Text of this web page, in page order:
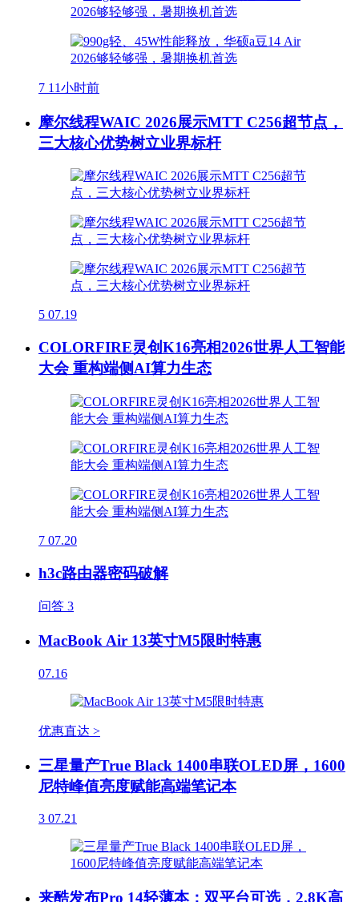
7 11小时前
摩尔线程WAIC 2026展示MTT C256超节点，
三大核心优势树立业界标杆
5 07.19
COLORFIRE灵创K16亮相2026世界人工智能
大会 重构端侧AI算力生态
7 07.20
h3c路由器密码破解
问答 3
MacBook Air 13英寸M5限时特惠
07.16
优惠直达 >
三星量产True Black 1400串联OLED屏，1600
尼特峰值亮度赋能高端笔记本
3 07.21
来酷发布Pro 14轻薄本：双平台可选，2.8K高